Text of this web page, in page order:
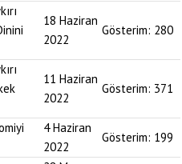
18 Haziran
2022
Gösterim: 280
11 Haziran
2022
Gösterim: 371
4 Haziran
2022
Gösterim: 199